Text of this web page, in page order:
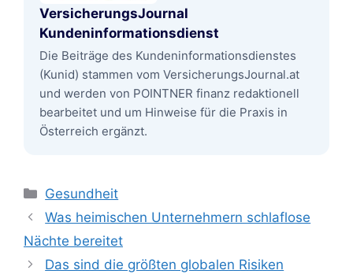
VersicherungsJournal
Kundeninformationsdienst
Die Beiträge des Kundeninformationsdienstes
(Kunid) stammen vom VersicherungsJournal.at
und werden von POINTNER finanz redaktionell
bearbeitet und um Hinweise für die Praxis in
Österreich ergänzt.
Kategorien
Gesundheit
Was heimischen Unternehmern schlaflose
Nächte bereitet
Das sind die größten globalen Risiken